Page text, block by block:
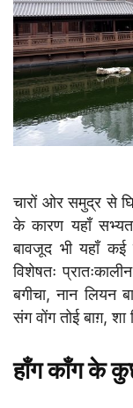
चारों ओर समुद्र से
के कारण यहाँ
बावजूद भी यहाँ
विशेषतः
बगीचा, नान लियन
संग वोंग तोई बाग़, शा
हाँग काँग के